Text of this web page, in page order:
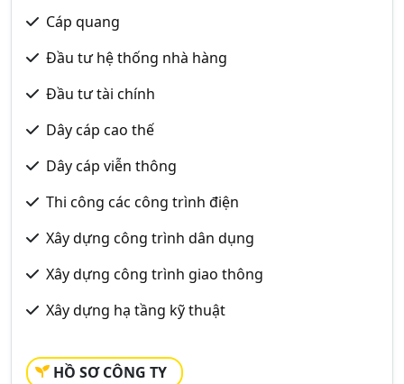
Cáp quang
Đầu tư hệ thống nhà hàng
Đầu tư tài chính
Dây cáp cao thế
Dây cáp viễn thông
Thi công các công trình điện
Xây dựng công trình dân dụng
Xây dựng công trình giao thông
Xây dựng hạ tầng kỹ thuật
HỒ SƠ CÔNG TY